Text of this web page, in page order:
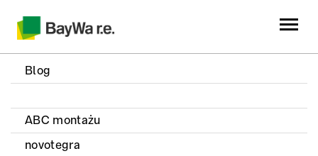
Blog
ABC montażu
novotegra